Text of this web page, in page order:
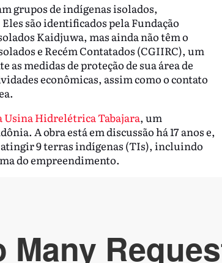
grupos de indígenas isolados,
são identificados pela Fundação
Kaidjuwa, mas ainda não têm o
e Recém Contatados (CGIIRC), um
medidas de proteção de sua área de
econômicas, assim como o contato
Usina Hidrelétrica Tabajara, um
A obra está em discussão há 17 anos e,
atingir 9 terras indígenas (TIs), incluindo
do empreendimento.